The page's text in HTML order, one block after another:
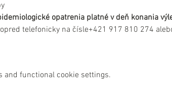
opatrenia platné v deň konania
telefonicky na čísle+421 917 810 274
and functional cookie settings.